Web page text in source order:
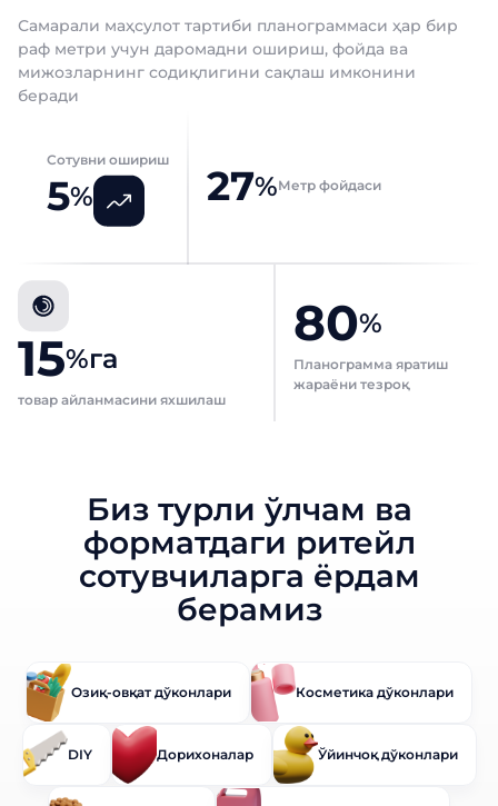
Самарали маҳсулот тартиби планограммаси ҳар бир
раф метри учун даромадни ошириш, фойда ва
мижозларнинг содиқлигини сақлаш имконини
беради
Сотувни ошириш
5% 27%Метр фойдаси
15%га
товар айланмасини яхшилаш
80%
Планограмма яратиш
жараёни тезроқ
Биз турли ўлчам ва
форматдаги ритейл
сотувчиларга ёрдам
берамиз
Озиқ-овқат дўконлари Косметика дўконлари
DIY Дорихоналар Ўйинчоқ дўконлари